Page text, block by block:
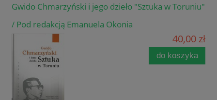
Gwido Chmarzyński i jego dzieło "Sztuka w Toruniu"
/ Pod redakcją Emanuela Okonia
40,00 zł
do koszyka